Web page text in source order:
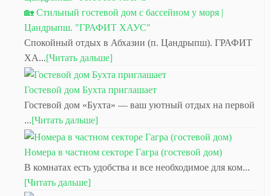
🏡 Стильный гостевой дом с бассейном у моря |
Цандрыпш. "ГРАФИТ ХАУС"
Спокойный отдых в Абхазии (п. Цандрыпш). ГРАФИТ
ХА...[Читать дальше]
Гостевой дом Бухта приглашает
Гостевой дом «Бухта» — ваш уютный отдых на первой
...[Читать дальше]
Номера в частном секторе Гагра (гостевой дом)
В комнатах есть удобства и все необходимое для ком...
[Читать дальше]